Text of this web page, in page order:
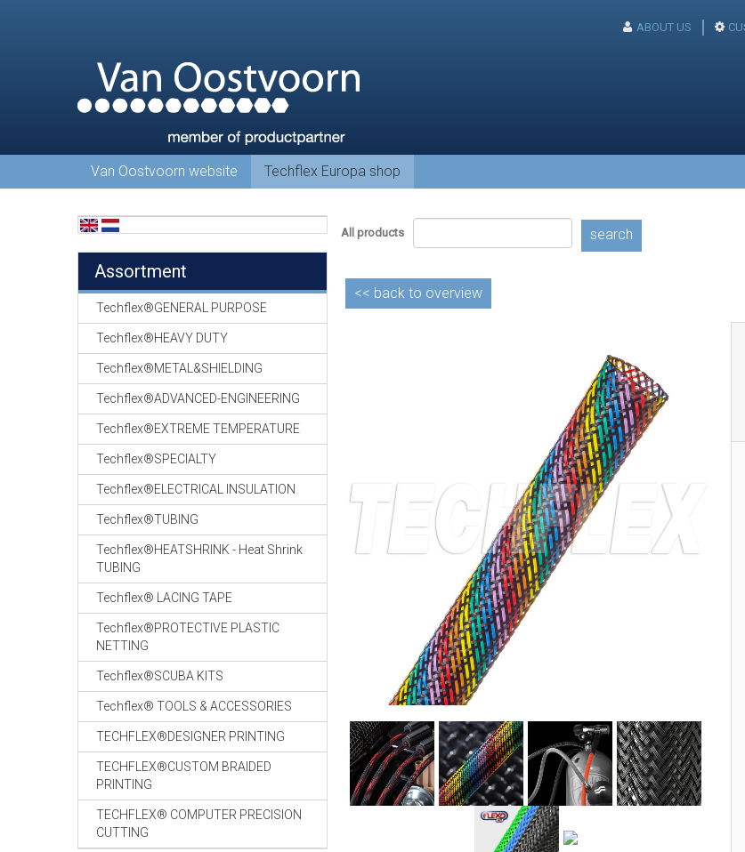
ABOUT US
Van Oostvoorn website Techflex Europa shop
Assortment
Techflex®GENERAL PURPOSE
Techflex®HEAVY DUTY
Techflex®METAL&SHIELDING
Techflex®ADVANCED-ENGINEERING
Techflex®EXTREME TEMPERATURE
Techflex®SPECIALTY
Techflex®ELECTRICAL INSULATION
Techflex®TUBING
Techflex®HEATSHRINK - Heat Shrink
TUBING
Techflex® LACING TAPE
Techflex®PROTECTIVE PLASTIC
NETTING
Techflex®SCUBA KITS
Techflex® TOOLS & ACCESSORIES
TECHFLEX®DESIGNER PRINTING
TECHFLEX®CUSTOM BRAIDED
PRINTING
TECHFLEX® COMPUTER PRECISION
CUTTING
All products search
<< back to overview